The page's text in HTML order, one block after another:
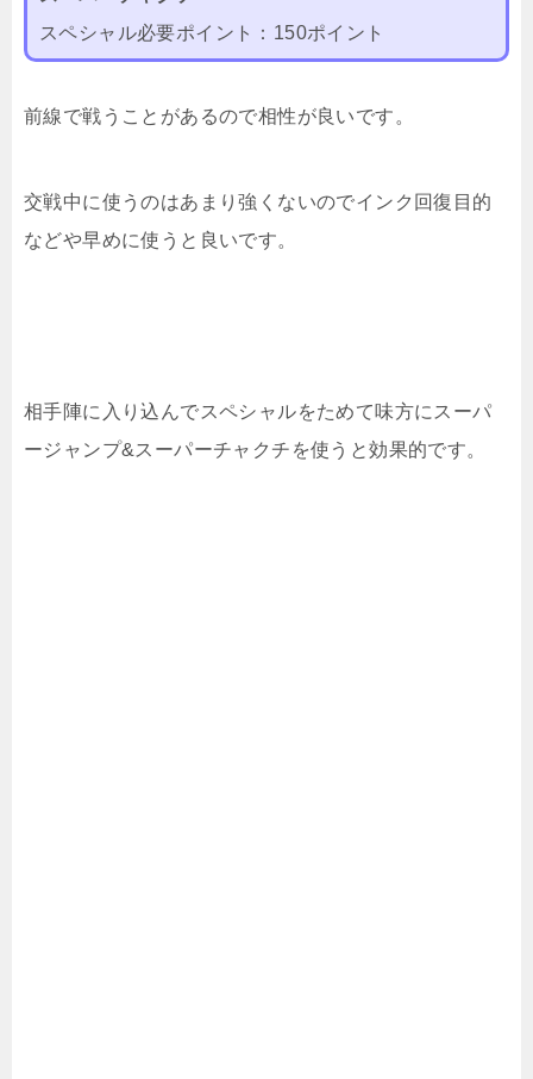
スペシャル必要ポイント：150ポイント
前線で戦うことがあるので相性が良いです。
交戦中に使うのはあまり強くないのでインク回復目的
などや早めに使うと良いです。
相手陣に入り込んでスペシャルをためて味方にスーパ
ージャンプ&スーパーチャクチを使うと効果的です。